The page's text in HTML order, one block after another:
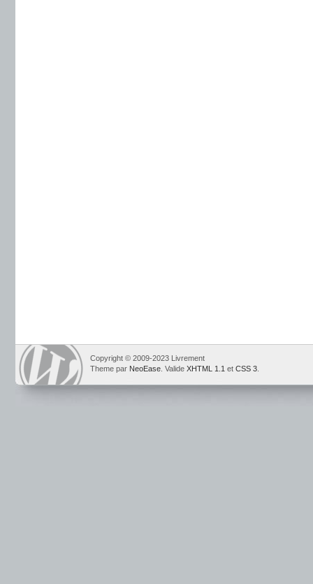
Copyright © 2009-2023 Livrement
Theme par NeoEase . Valide XHTML 1.1 et CSS 3